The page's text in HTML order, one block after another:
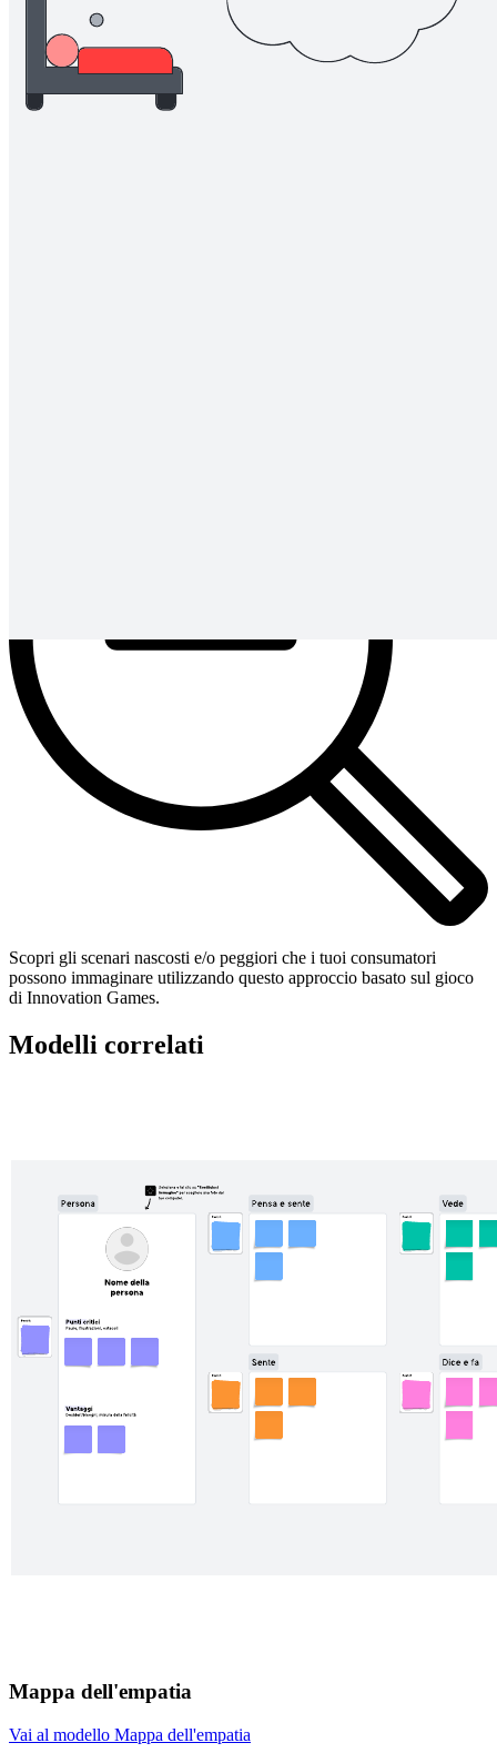
Scopri gli scenari nascosti e/o peggiori che i tuoi consumatori
possono immaginare utilizzando questo approccio basato sul gioco
di Innovation Games.
Modelli correlati
Mappa dell'empatia
Vai al modello Mappa dell'empatia